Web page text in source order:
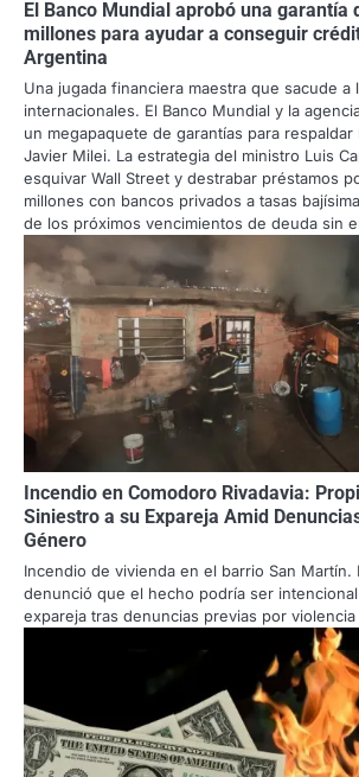
El Banco Mundial aprobó una garantía
millones para ayudar a conseguir
Argentina
Una jugada financiera maestra que sacude a
internacionales. El Banco Mundial y la
un megapaquete de garantías para
Javier Milei. La estrategia del ministro Luis
esquivar Wall Street y destrabar préstamos
millones con bancos privados a tasas
de los próximos vencimientos de deuda sin
Incendio en Comodoro Rivadavia:
Siniestro a su Expareja Amid
Género
Incendio de vivienda en el barrio San Martín.
denunció que el hecho podría ser
expareja tras denuncias previas por